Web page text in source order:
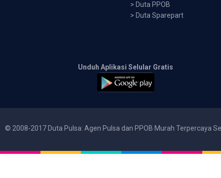
> Duta PPOB
> Duta Sparepart
Unduh Aplikasi Selular Gratis
© 2008-2017 Duta Pulsa: Agen Pulsa dan PPOB Murah Terpercaya